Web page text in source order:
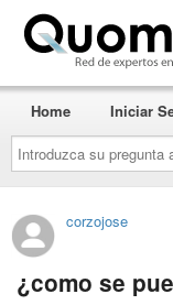
Introduzca
su
pregunta
aquí...
Home Iniciar
corzojose
¿como se